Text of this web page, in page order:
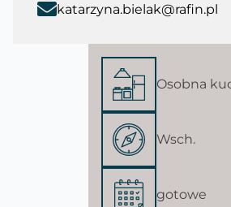
katarzyna.bielak@rafin.pl
Osobna
Wsch.
gotowe